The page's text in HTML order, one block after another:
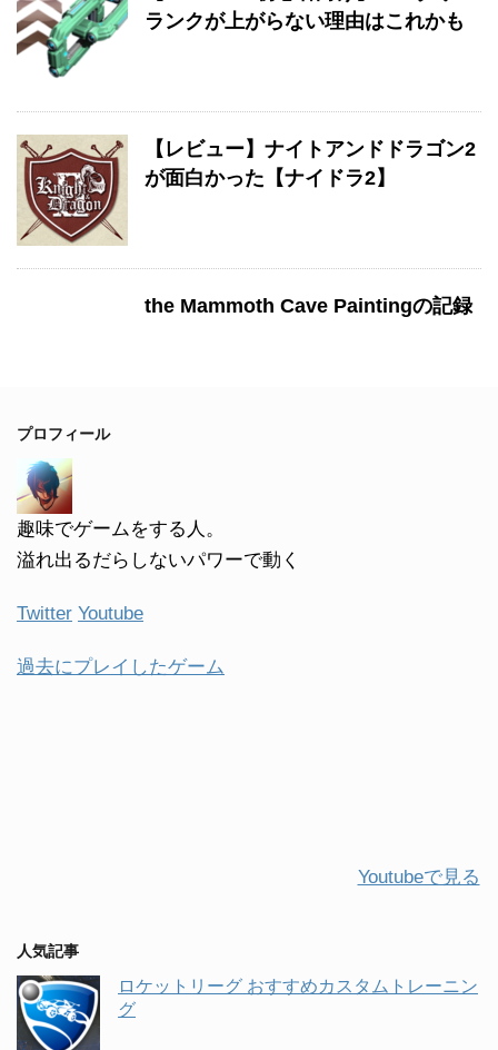
ランクが上がらない理由はこれかも
【レビュー】ナイトアンドドラゴン2
が面白かった【ナイドラ2】
the Mammoth Cave Paintingの記録
プロフィール
趣味でゲームをする人。
溢れ出るだらしないパワーで動く
Twitter Youtube
過去にプレイしたゲーム
Youtubeで見る
人気記事
ロケットリーグ おすすめカスタムトレーニン
グ